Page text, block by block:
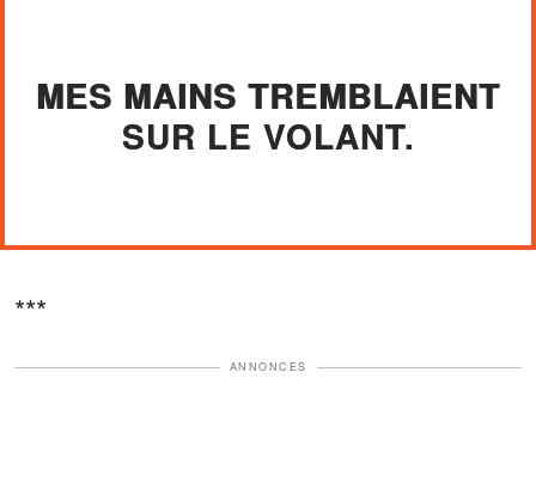
MES MAINS TREMBLAIENT
SUR LE VOLANT.
***
ANNONCES